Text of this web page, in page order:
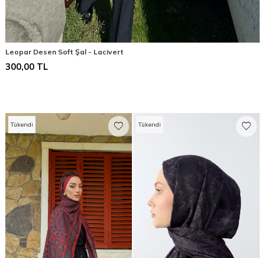
Leopar Desen Soft Şal - Lacivert
300,00 TL
Tükendi Tükendi